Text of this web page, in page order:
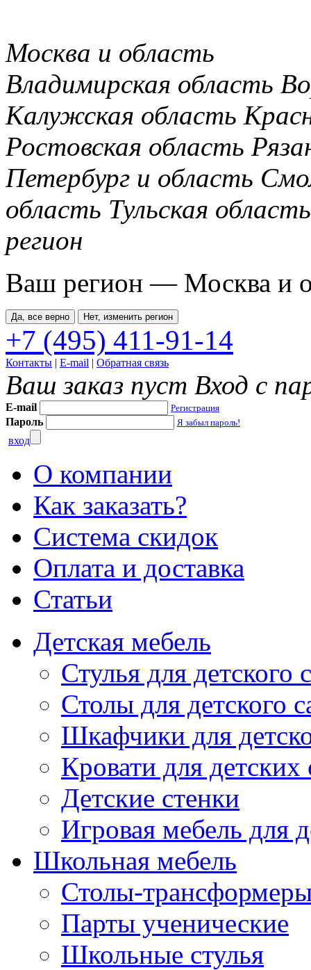
Москва и область
Владимирская область
Калужская область
Ростовская область
Петербург и область
область Тульская область
регион
Ваш регион — Москва и
Да, все верно Нет, изменить регион
+7 (495) 411-91-14
Контакты | E-mail | Обратная связь
Ваш заказ пуст Вход с
E-mail Регистрация
Пароль Я забыл пароль!
вход
О компании
Как заказать?
Система скидок
Оплата и доставка
Статьи
Детская мебель
Стулья для детского
Столы для детского
Шкафчики для
Кровати для детских
Детские стенки
Игровая мебель для
Школьная мебель
Столы-
Парты ученические
Школьные стулья